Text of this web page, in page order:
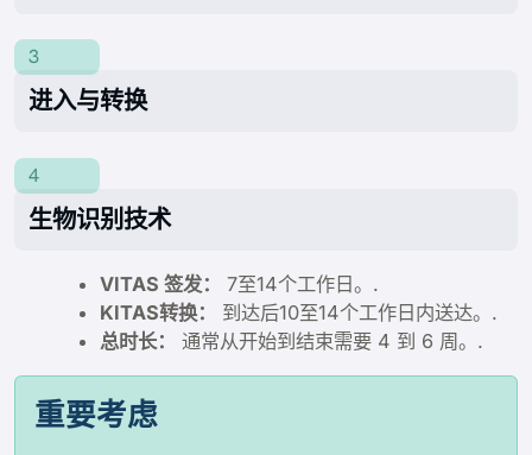
3
进入与转换
4
生物识别技术
VITAS 签发：
7至14个工作日。.
KITAS转换：
到达后10至14个工作日内送达。.
总时长：
通常从开始到结束需要 4 到 6 周。.
重要考虑